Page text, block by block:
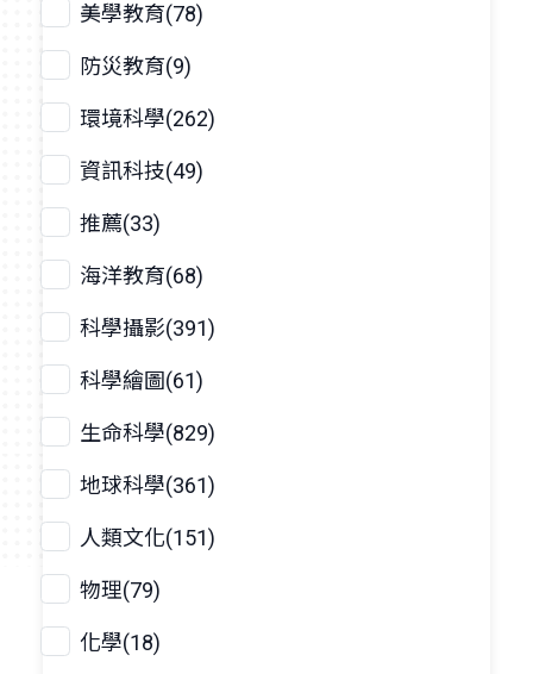
美學教育(78)
防災教育(9)
環境科學(262)
資訊科技(49)
推薦(33)
海洋教育(68)
科學攝影(391)
科學繪圖(61)
生命科學(829)
地球科學(361)
人類文化(151)
物理(79)
化學(18)